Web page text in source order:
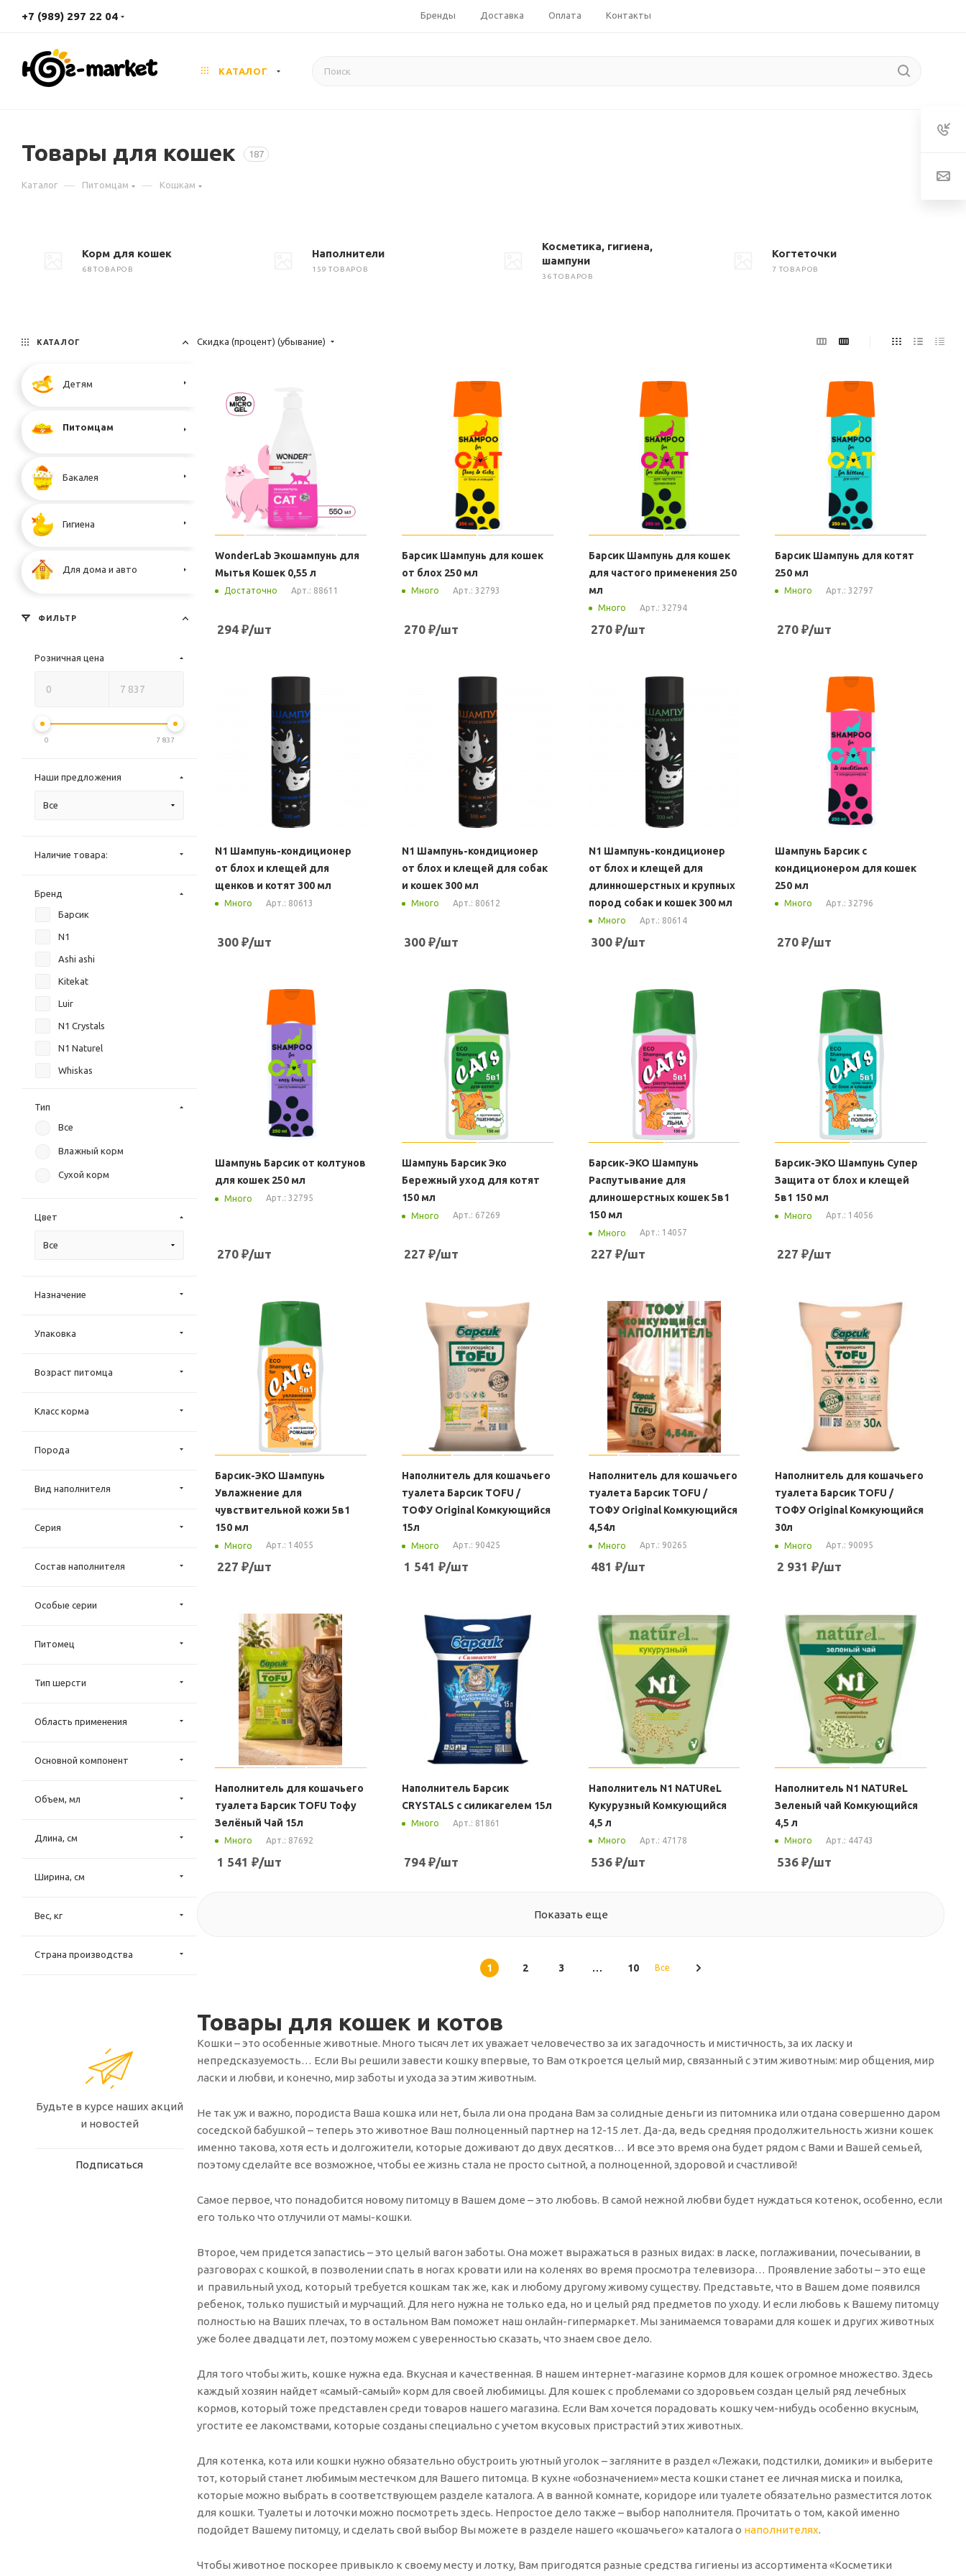
+7 (989) 297 22 04 Бренды Доставка Оплата Контакты
КАТАЛОГ
Товары для кошек 187
Каталог — Питомцам — Кошкам
Корм для кошек
68 ТОВАРОВ
Наполнители
159 ТОВАРОВ
Косметика, гигиена,
шампуни
36 ТОВАРОВ
Когтеточки
7 ТОВАРОВ
Скидка (процент) (убывание)
WonderLab Экошампунь для
Мытья Кошек 0,55 л
Достаточно Арт.: 88611
294 ₽/шт
Барсик Шампунь для кошек
от блох 250 мл
Много Арт.: 32793
270₽/шт
Барсик Шампунь для кошек
для частого применения 250
мл
Много Арт.: 32794
270₽/шт
Барсик Шампунь для котят
250 мл
Много Арт.: 32797
270 ₽/шт
N1 Шампунь-кондиционер
от блох и клещей для
щенков и котят 300 мл
Много Арт.: 80613
300 ₽/шт
N1 Шампунь-кондиционер
от блох и клещей для собак
и кошек 300 мл
Много Арт.: 80612
300₽/шт
N1 Шампунь-кондиционер
от блох и клещей для
длинношерстных и крупных
пород собак и кошек 300 мл
Много Арт.: 80614
300₽/шт
Шампунь Барсик с
кондиционером для кошек
250 мл
Много Арт.: 32796
270 ₽/шт
Шампунь Барсик от колтунов
для кошек 250 мл
Много Арт.: 32795
270 ₽/шт
Шампунь Барсик Эко
Бережный уход для котят
150 мл
Много Арт.: 67269
227 ₽/шт
Барсик-ЭКО Шампунь
Распутывание для
длиношерстных кошек 5в1
150 мл
Много Арт.: 14057
227 ₽/шт
Барсик-ЭКО Шампунь Супер
Защита от блох и клещей
5в1 150 мл
Много Арт.: 14056
227 ₽/шт
Барсик-ЭКО Шампунь
Увлажнение для
чувствительной кожи 5в1
150 мл
Много Арт.: 14055
227 ₽/шт
Наполнитель для кошачьего
туалета Барсик TOFU /
ТОФУ Original Комкующийся
15л
Много Арт.: 90425
1 541 ₽/шт
Наполнитель для кошачьего
туалета Барсик TOFU /
ТОФУ Original Комкующийся
4,54л
Много Арт.: 90265
481 ₽/шт
Наполнитель для кошачьего
туалета Барсик TOFU /
ТОФУ Original Комкующийся
30л
Много Арт.: 90095
2 931 ₽/шт
Наполнитель для кошачьего
туалета Барсик TOFU Тофу
Зелёный Чай 15л
Много Арт.: 87692
1 541 ₽/шт
Наполнитель Барсик
CRYSTALS с силикагелем 15л
Много Арт.: 81861
794₽/шт
Наполнитель N1 NATUReL
Кукурузный Комкующийся
4,5 л
Много Арт.: 47178
536₽/шт
Наполнитель N1 NATUReL
Зеленый чай Комкующийся
4,5 л
Много Арт.: 44743
536 ₽/шт
Показать еще
1 2 3 10 Все
Товары для кошек и котов
Кошки – это особенные животные. Много тысяч лет их уважает человечество за их загадочность и мистичность, за их ласку и
непредсказуемость… Если Вы решили завести кошку впервые, то Вам откроется целый мир, связанный с этим животным: мир общения, мир
ласки и любви, и конечно, мир заботы и ухода за этим животным.
Не так уж и важно, породиста Ваша кошка или нет, была ли она продана Вам за солидные деньги из питомника или отдана совершенно даром
соседской бабушкой – теперь это животное Ваш полноценный партнер на 12-15 лет. Да-да, ведь средняя продолжительность жизни кошек
именно такова, хотя есть и долгожители, которые доживают до двух десятков… И все это время она будет рядом с Вами и Вашей семьей,
поэтому сделайте все возможное, чтобы ее жизнь стала не просто сытной, а полноценной, здоровой и счастливой!
Самое первое, что понадобится новому питомцу в Вашем доме – это любовь. В самой нежной любви будет нуждаться котенок, особенно, если
его только что отлучили от мамы-кошки.
Второе, чем придется запастись – это целый вагон заботы. Она может выражаться в разных видах: в ласке, поглаживании, почесывании, в
разговорах с кошкой, в позволении спать в ногах кровати или на коленях во время просмотра телевизора… Проявление заботы – это еще
и правильный уход, который требуется кошкам так же, как и любому другому живому существу. Представьте, что в Вашем доме появился
ребенок, только пушистый и мурчащий. Для него нужна не только еда, но и целый ряд предметов по уходу. И если любовь к Вашему питомцу
полностью на Ваших плечах, то в остальном Вам поможет наш онлайн-гипермаркет. Мы занимаемся товарами для кошек и других животных
уже более двадцати лет, поэтому можем с уверенностью сказать, что знаем свое дело.
Для того чтобы жить, кошке нужна еда. Вкусная и качественная. В нашем интернет-магазине кормов для кошек огромное множество. Здесь
каждый хозяин найдет «самый-самый» корм для своей любимицы. Для кошек с проблемами со здоровьем создан целый ряд лечебных
кормов, который тоже представлен среди товаров нашего магазина. Если Вам хочется порадовать кошку чем-нибудь особенно вкусным,
угостите ее лакомствами, которые созданы специально с учетом вкусовых пристрастий этих животных.
Для котенка, кота или кошки нужно обязательно обустроить уютный уголок – загляните в раздел «Лежаки, подстилки, домики» и выберите
тот, который станет любимым местечком для Вашего питомца. В кухне «обозначением» места кошки станет ее личная миска и поилка,
которые можно выбрать в соответствующем разделе каталога. А в ванной комнате, коридоре или туалете обязательно разместится лоток
для кошки. Туалеты и лоточки можно посмотреть здесь. Непростое дело также – выбор наполнителя. Прочитать о том, какой именно
подойдет Вашему питомцу, и сделать свой выбор Вы можете в разделе нашего «кошачьего» каталога о наполнителях.
Чтобы животное поскорее привыкло к своему месту и лотку, Вам пригодятся разные средства гигиены из ассортимента «Косметики
КАТАЛОГ
Детям
Питомцам
Бакалея
Гигиена
Для дома и авто
ФИЛЬТР
Розничная цена
0 7 837
Наши предложения
Все
Наличие товара:
Бренд
Барсик
N1
Ashi ashi
Kitekat
Luir
N1 Crystals
N1 Naturel
Whiskas
Тип
Все
Влажный корм
Сухой корм
Цвет
Все
Назначение
Упаковка
Возраст питомца
Класс корма
Порода
Вид наполнителя
Серия
Состав наполнителя
Особые серии
Питомец
Тип шерсти
Область применения
Основной компонент
Объем, мл
Длина, см
Ширина, см
Вес, кг
Страна производства
Будьте в курсе наших акций
и новостей
Подписаться